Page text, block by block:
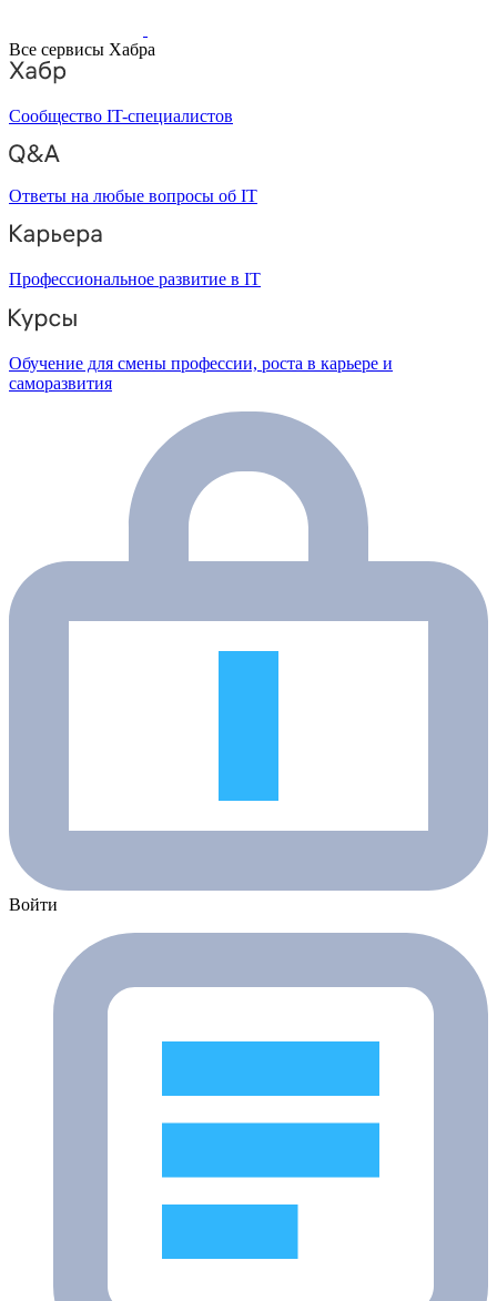
Все сервисы Хабра
Сообщество IT-специалистов
Ответы на любые вопросы об IT
Профессиональное развитие в IT
Обучение для смены профессии, роста в карьере и
саморазвития
Войти